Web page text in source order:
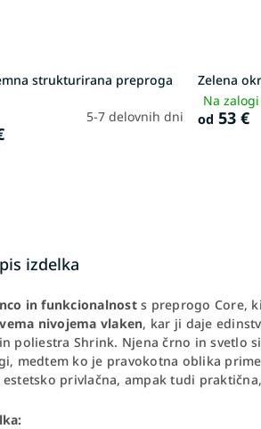
strukturirana preproga
5-7 delovnih dni
Zelena
Na
od 53 €
izdelka
in funkcionalnosts preprogo Core, ki
nivojema vlaken, kar ji daje
poliestra Shrink. Njena črno in svetlo
medtem ko je pravokotna oblika
privlačna, ampak tudi